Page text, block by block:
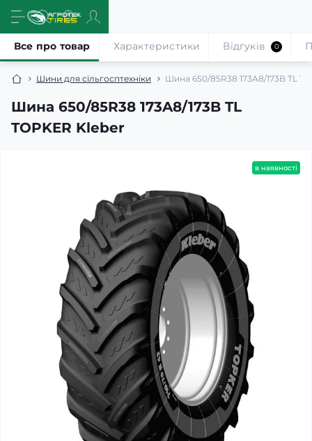
Шини для сільгосптехніки Шина 650/85R38 173A8/173B TL
Шина 650/85R38 173A8/173B TL
TOPKER Kleber
Все про товар Характеристики Відгуків 0
в наявності